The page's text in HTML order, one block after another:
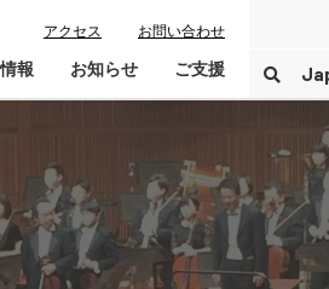
アクセス お問い合わせ
報
イド
会
カイブ
お知らせ ご支援
寄付控除について